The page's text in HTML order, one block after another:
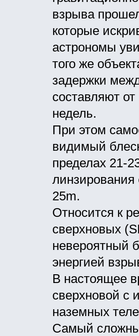
взрыва
которые
астрономы
того же
задержки
составляют
недель.
При этом
видимый
пределах 21-
линзирования
25m.
Относится к
сверхновых
невероятный
энергией
В настоящее
сверхновой с
наземных
Самый